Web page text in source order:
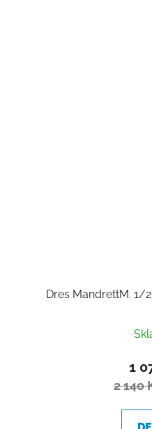
Dres MandrettM. 1/
1
2 140